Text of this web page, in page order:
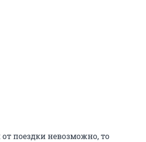
от поездки невозможно, то